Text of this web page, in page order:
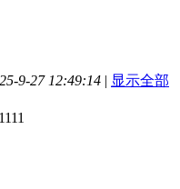
9-27 12:49:14 | 显示全部